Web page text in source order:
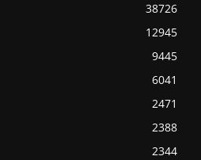
38726
12945
9445
6041
2471
2388
2344